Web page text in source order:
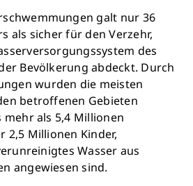
galt nur 36
als sicher für den Verzehr,
des
Bevölkerung abdeckt. Durch
wurden die meisten
betroffenen Gebieten
mehr als 5,4 Millionen
2,5 Millionen Kinder,
Wasser aus
angewiesen sind.